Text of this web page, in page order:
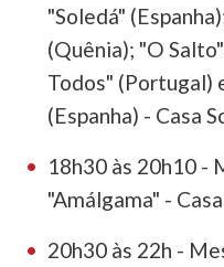
"Soledá"
(Quênia); "O
Todos" (Portugal)
(Espanha) - Casa
18h30 às 20h10 -
"Amálgama" -
20h30 às 22h -